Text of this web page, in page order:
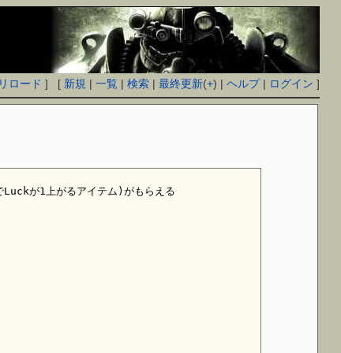
リロード ] [ 新規 |一覧 |検索 |最終更新(+) |ヘルプ| ログイン ]